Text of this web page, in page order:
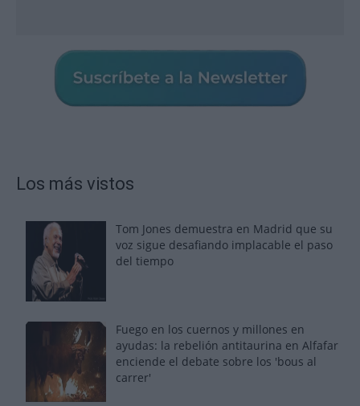
Los más vistos
Tom Jones demuestra en Madrid que su
voz sigue desafiando implacable el paso
del tiempo
Fuego en los cuernos y millones en
ayudas: la rebelión antitaurina en Alfafar
enciende el debate sobre los 'bous al
carrer'